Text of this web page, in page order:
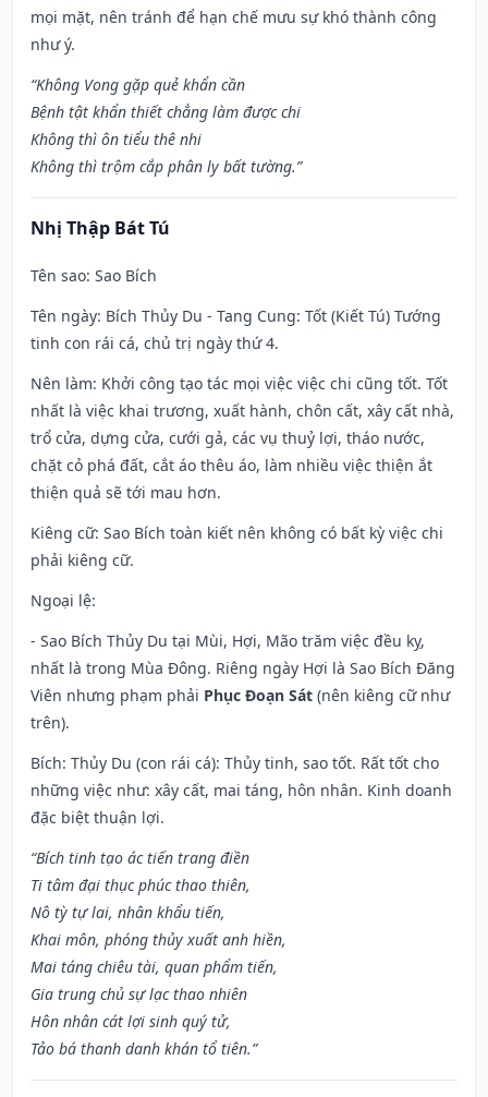
mọi mặt, nên tránh để hạn chế mưu sự khó thành công
như ý.
“Không Vong gặp quẻ khẩn cần
Bệnh tật khẩn thiết chẳng làm được chi
Không thì ôn tiểu thê nhi
Không thì trộm cắp phân ly bất tường.”
Nhị Thập Bát Tú
Tên sao: Sao Bích
Tên ngày: Bích Thủy Du - Tang Cung: Tốt (Kiết Tú) Tướng
tinh con rái cá, chủ trị ngày thứ 4.
Nên làm: Khởi công tạo tác mọi việc việc chi cũng tốt. Tốt
nhất là việc khai trương, xuất hành, chôn cất, xây cất nhà,
trổ cửa, dựng cửa, cưới gả, các vụ thuỷ lợi, tháo nước,
chặt cỏ phá đất, cắt áo thêu áo, làm nhiều việc thiện ắt
thiện quả sẽ tới mau hơn.
Kiêng cữ: Sao Bích toàn kiết nên không có bất kỳ việc chi
phải kiêng cữ.
Ngoại lệ:
- Sao Bích Thủy Du tại Mùi, Hợi, Mão trăm việc đều kỵ,
nhất là trong Mùa Đông. Riêng ngày Hợi là Sao Bích Đăng
Viên nhưng phạm phải Phục Đoạn Sát (nên kiêng cữ như
trên).
Bích: Thủy Du (con rái cá): Thủy tinh, sao tốt. Rất tốt cho
những việc như: xây cất, mai táng, hôn nhân. Kinh doanh
đặc biệt thuận lợi.
“Bích tinh tạo ác tiến trang điền
Ti tâm đại thục phúc thao thiên,
Nô tỳ tự lai, nhân khẩu tiến,
Khai môn, phóng thủy xuất anh hiền,
Mai táng chiêu tài, quan phẩm tiến,
Gia trung chủ sự lạc thao nhiên
Hôn nhân cát lợi sinh quý tử,
Tảo bá thanh danh khán tổ tiên.”